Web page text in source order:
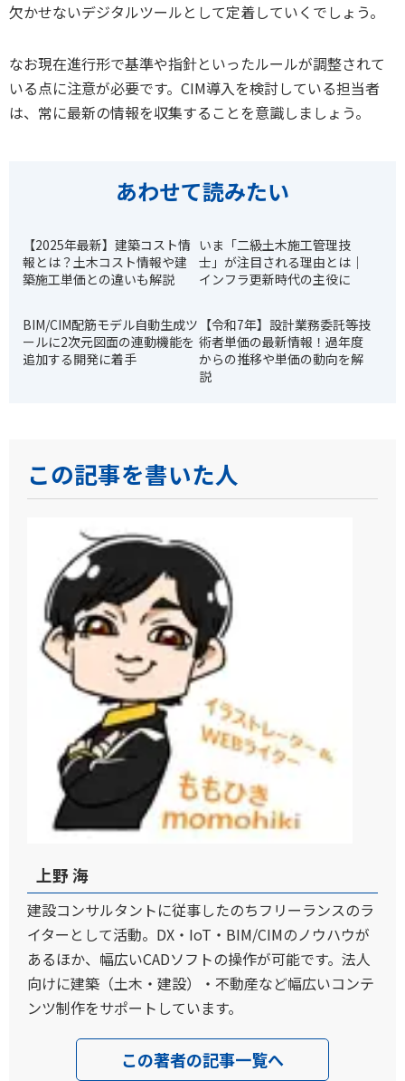
欠かせないデジタルツールとして定着していくでしょう。
なお現在進行形で基準や指針といったルールが調整されて
いる点に注意が必要です。CIM導入を検討している担当者
は、常に最新の情報を収集することを意識しましょう。
あわせて読みたい
【2025年最新】建築コスト情
報とは？土木コスト情報や建
築施工単価との違いも解説
いま「二級土木施工管理技
士」が注目される理由とは｜
インフラ更新時代の主役に
BIM/CIM配筋モデル自動生成ツ
ールに2次元図面の連動機能を
追加する開発に着手
【令和7年】設計業務委託等技
術者単価の最新情報！過年度
からの推移や単価の動向を解
説
この記事を書いた人
上野 海
建設コンサルタントに従事したのちフリーランスのラ
イターとして活動。DX・IoT・BIM/CIMのノウハウが
あるほか、幅広いCADソフトの操作が可能です。法人
向けに建築（土木・建設）・不動産など幅広いコンテ
ンツ制作をサポートしています。
この著者の記事一覧へ